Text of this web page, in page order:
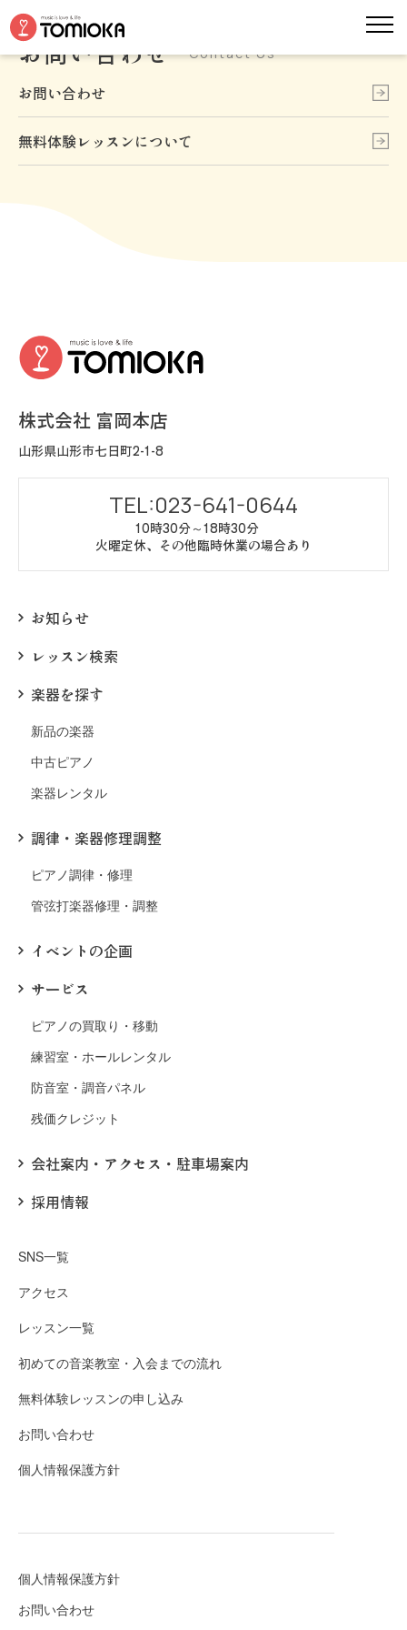
お問い合わせ Contact Us
お問い合わせ
無料体験レッスンについて
株式会社 富岡本店
山形県山形市七日町2-1-8
TEL:023-641-0644
10時30分～18時30分
火曜定休、その他臨時休業の場合あり
お知らせ
レッスン検索
楽器を探す
新品の楽器
中古ピアノ
楽器レンタル
調律・楽器修理調整
ピアノ調律・修理
管弦打楽器修理・調整
イベントの企画
サービス
ピアノの買取り・移動
練習室・ホールレンタル
防音室・調音パネル
残価クレジット
会社案内・アクセス・駐車場案内
採用情報
SNS一覧
アクセス
レッスン一覧
初めての音楽教室・入会までの流れ
無料体験レッスンの申し込み
お問い合わせ
個人情報保護方針
個人情報保護方針
お問い合わせ